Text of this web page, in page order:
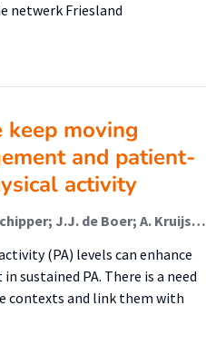
netwerk Friesland
moving
and patient-
activity
A.E. Hesselink; G.C. Kloek; A. Feleus; Ingrid Rosbergen; S. Schipper; J.J. de Boer; A. Kruijssen; S.I. (Sanne) de Vries; Petra Siemonsma
(PA) levels can enhance
sustained PA. There is a need
contexts and link them with